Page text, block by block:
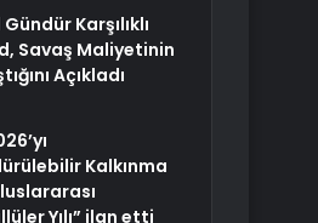
Karşılıklı
Savaş Maliyetinin
Açıkladı
Kalkınma
Yılı” ilan etti